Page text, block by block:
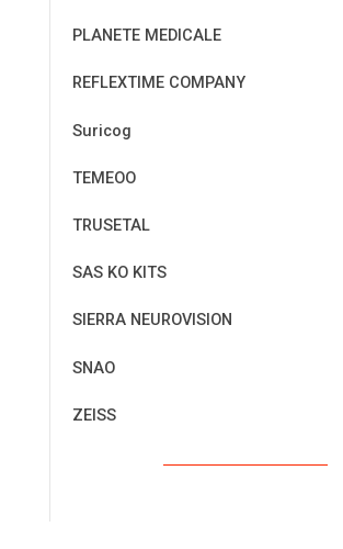
PLANETE MEDICALE
REFLEXTIME COMPANY
Suricog
TEMEOO
TRUSETAL
SAS KO KITS
SIERRA NEUROVISION
SNAO
ZEISS